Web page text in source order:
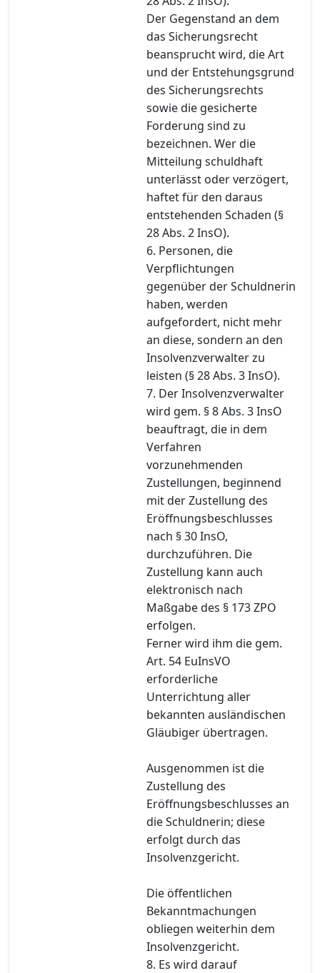
Der Gegenstand an dem
das Sicherungsrecht
beansprucht wird, die Art
und der Entstehungsgrund
des Sicherungsrechts
sowie die gesicherte
Forderung sind zu
bezeichnen. Wer die
Mitteilung schuldhaft
unterlässt oder verzögert,
haftet für den daraus
entstehenden Schaden (§
28 Abs. 2 InsO).
6. Personen, die
Verpflichtungen
gegenüber der Schuldnerin
haben, werden
aufgefordert, nicht mehr
an diese, sondern an den
Insolvenzverwalter zu
leisten (§ 28 Abs. 3 InsO).
7. Der Insolvenzverwalter
wird gem. § 8 Abs. 3 InsO
beauftragt, die in dem
Verfahren
vorzunehmenden
Zustellungen, beginnend
mit der Zustellung des
Eröffnungsbeschlusses
nach § 30 InsO,
durchzuführen. Die
Zustellung kann auch
elektronisch nach
Maßgabe des § 173 ZPO
erfolgen.
Ferner wird ihm die gem.
Art. 54 EuInsVO
erforderliche
Unterrichtung aller
bekannten ausländischen
Gläubiger übertragen.
Ausgenommen ist die
Zustellung des
Eröffnungsbeschlusses an
die Schuldnerin; diese
erfolgt durch das
Insolvenzgericht.
Die öffentlichen
Bekanntmachungen
obliegen weiterhin dem
Insolvenzgericht.
8. Es wird darauf